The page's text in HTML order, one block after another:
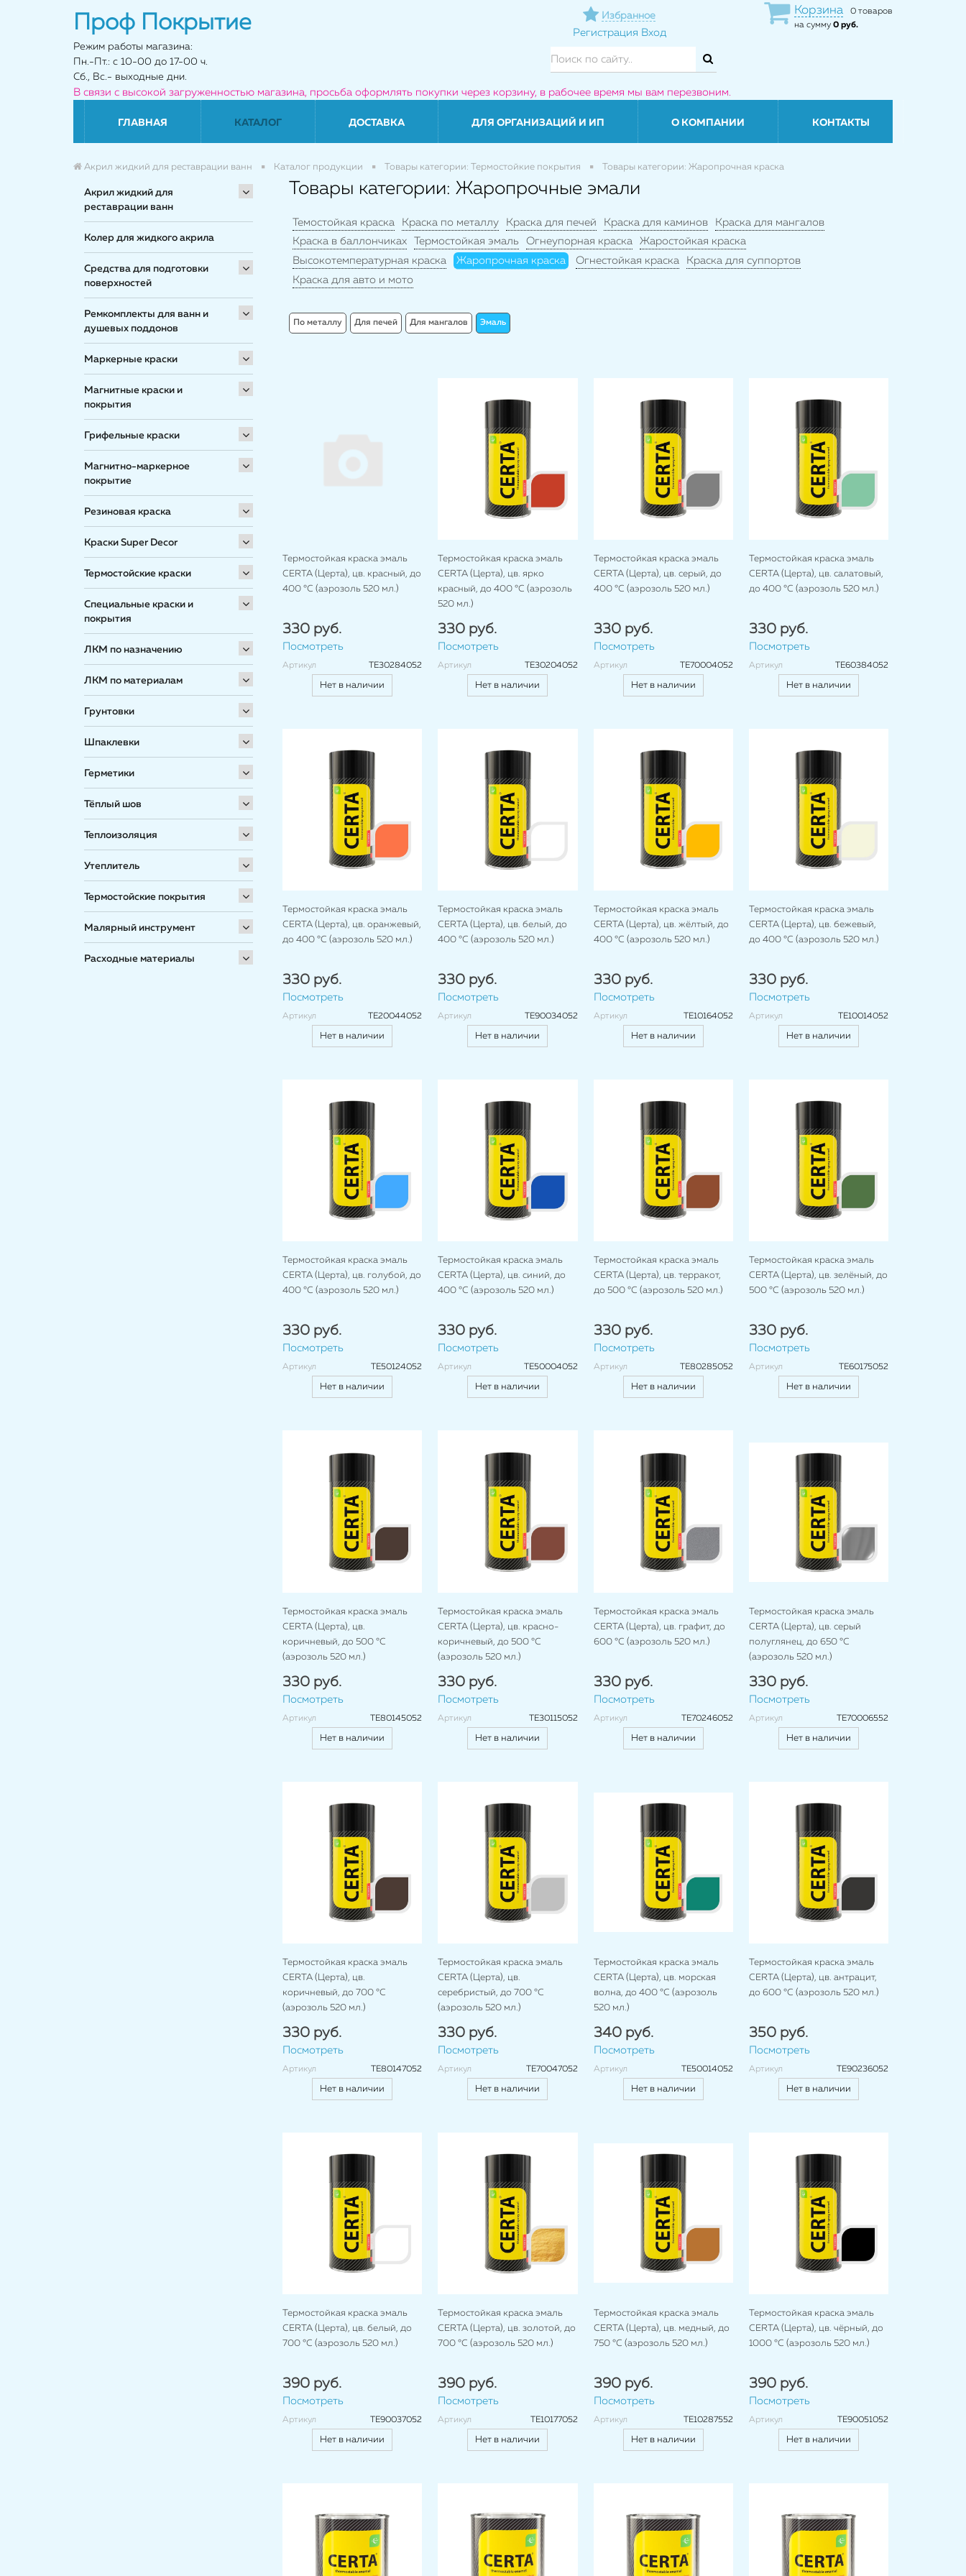
Проф Покрытие
Режим работы магазина:
Пн.-Пт.: с 10-00 до 17-00 ч.
Сб., Вс.- выходные дни.
Избранное
Регистрация Вход
Корзина
0 товаров
на сумму 0 руб.
В связи с высокой загруженностью магазина, просьба оформлять покупки через корзину, в рабочее время мы вам перезвоним.
ГЛАВНАЯ КАТАЛОГ ДОСТАВКА ДЛЯ ОРГАНИЗАЦИЙ И ИП О КОМПАНИИ КОНТАКТЫ
Акрил жидкий для реставрации ванн Каталог продукции Товары категории: Термостойкие покрытия Товары категории: Жаропрочная краска
Акрил жидкий для
реставрации ванн
Колер для жидкого акрила
Средства для подготовки
поверхностей
Ремкомплекты для ванн и
душевых поддонов
Маркерные краски
Магнитные краски и
покрытия
Грифельные краски
Магнитно-маркерное
покрытие
Резиновая краска
Краски Super Decor
Термостойские краски
Специальные краски и
покрытия
ЛКМ по назначению
ЛКМ по материалам
Грунтовки
Шпаклевки
Герметики
Тёплый шов
Теплоизоляция
Утеплитель
Термостойские покрытия
Малярный инструмент
Расходные материалы
Товары категории: Жаропрочные эмали
Темостойкая краска Краска по металлу Краска для печей Краска для каминов
Краска для мангалов
Краска в баллончиках
Термостойкая эмаль Огнеупорная краска
Жаростойкая краска
Высокотемпературная краска
Жаропрочная краска Огнестойкая краска
Краска для суппортов
Краска для авто и мото
По металлу Для печей Для мангалов Эмаль
Термостойкая краска эмаль
CERTA (Церта), цв. красный, до
400 °C (аэрозоль 520 мл.)
330 руб.
Посмотреть
Артикул TE30284052
Нет в наличии
Термостойкая краска эмаль
CERTA (Церта), цв. ярко
красный, до 400 °C (аэрозоль
520 мл.)
330 руб.
Посмотреть
Артикул TE30204052
Нет в наличии
Термостойкая краска эмаль
CERTA (Церта), цв. серый, до
400 °C (аэрозоль 520 мл.)
330 руб.
Посмотреть
Артикул TE70004052
Нет в наличии
Термостойкая краска эмаль
CERTA (Церта), цв. салатовый,
до 400 °C (аэрозоль 520 мл.)
330 руб.
Посмотреть
Артикул TE60384052
Нет в наличии
Термостойкая краска эмаль
CERTA (Церта), цв. оранжевый,
до 400 °C (аэрозоль 520 мл.)
330 руб.
Посмотреть
Артикул TE20044052
Нет в наличии
Термостойкая краска эмаль
CERTA (Церта), цв. белый, до
400 °C (аэрозоль 520 мл.)
330 руб.
Посмотреть
Артикул TE90034052
Нет в наличии
Термостойкая краска эмаль
CERTA (Церта), цв. жёлтый, до
400 °C (аэрозоль 520 мл.)
330 руб.
Посмотреть
Артикул TE10164052
Нет в наличии
Термостойкая краска эмаль
CERTA (Церта), цв. бежевый,
до 400 °C (аэрозоль 520 мл.)
330 руб.
Посмотреть
Артикул TE10014052
Нет в наличии
Термостойкая краска эмаль
CERTA (Церта), цв. голубой, до
400 °C (аэрозоль 520 мл.)
330 руб.
Посмотреть
Артикул TE50124052
Нет в наличии
Термостойкая краска эмаль
CERTA (Церта), цв. синий, до
400 °C (аэрозоль 520 мл.)
330 руб.
Посмотреть
Артикул TE50004052
Нет в наличии
Термостойкая краска эмаль
CERTA (Церта), цв. терракот,
до 500 °C (аэрозоль 520 мл.)
330 руб.
Посмотреть
Артикул TE80285052
Нет в наличии
Термостойкая краска эмаль
CERTA (Церта), цв. зелёный, до
500 °C (аэрозоль 520 мл.)
330 руб.
Посмотреть
Артикул TE60175052
Нет в наличии
Термостойкая краска эмаль
CERTA (Церта), цв.
коричневый, до 500 °C
(аэрозоль 520 мл.)
330 руб.
Посмотреть
Артикул TE80145052
Нет в наличии
Термостойкая краска эмаль
CERTA (Церта), цв. красно-
коричневый, до 500 °C
(аэрозоль 520 мл.)
330 руб.
Посмотреть
Артикул TE30115052
Нет в наличии
Термостойкая краска эмаль
CERTA (Церта), цв. графит, до
600 °C (аэрозоль 520 мл.)
330 руб.
Посмотреть
Артикул TE70246052
Нет в наличии
Термостойкая краска эмаль
CERTA (Церта), цв. серый
полуглянец, до 650 °C
(аэрозоль 520 мл.)
330 руб.
Посмотреть
Артикул TE70006552
Нет в наличии
Термостойкая краска эмаль
CERTA (Церта), цв.
коричневый, до 700 °C
(аэрозоль 520 мл.)
330 руб.
Посмотреть
Артикул TE80147052
Нет в наличии
Термостойкая краска эмаль
CERTA (Церта), цв.
серебристый, до 700 °C
(аэрозоль 520 мл.)
330 руб.
Посмотреть
Артикул TE70047052
Нет в наличии
Термостойкая краска эмаль
CERTA (Церта), цв. морская
волна, до 400 °C (аэрозоль
520 мл.)
340 руб.
Посмотреть
Артикул TE50014052
Нет в наличии
Термостойкая краска эмаль
CERTA (Церта), цв. антрацит,
до 600 °C (аэрозоль 520 мл.)
350 руб.
Посмотреть
Артикул TE90236052
Нет в наличии
Термостойкая краска эмаль
CERTA (Церта), цв. белый, до
700 °C (аэрозоль 520 мл.)
390 руб.
Посмотреть
Артикул TE90037052
Нет в наличии
Термостойкая краска эмаль
CERTA (Церта), цв. золотой, до
700 °C (аэрозоль 520 мл.)
390 руб.
Посмотреть
Артикул TE10177052
Нет в наличии
Термостойкая краска эмаль
CERTA (Церта), цв. медный, до
750 °C (аэрозоль 520 мл.)
390 руб.
Посмотреть
Артикул TE10287552
Нет в наличии
Термостойкая краска эмаль
CERTA (Церта), цв. чёрный, до
1000 °C (аэрозоль 520 мл.)
390 руб.
Посмотреть
Артикул TE90051052
Нет в наличии